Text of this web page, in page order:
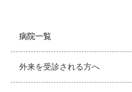
病院一覧
外来を受診される方へ